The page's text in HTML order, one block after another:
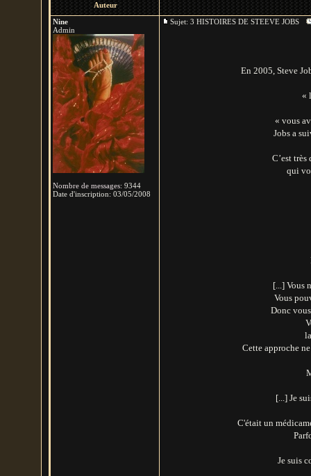
Auteur
Nine
Admin
Nombre de messages: 9344
Date d'inscription: 03/05/2008
Sujet: 3 HISTOIRES DE STEEVE JOBS
En 2005, Steve
«
« vous
Jobs a
C’est
qui
[...] Vous
Vous
Donc
Cette approche
[...] Je
C'était un
Je suis